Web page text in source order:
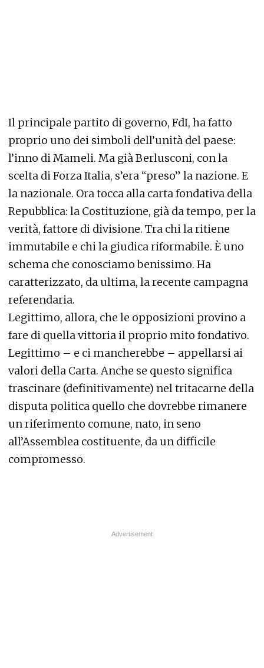
Il principale partito di governo, FdI, ha fatto
proprio uno dei simboli dell’unità del paese:
l’inno di Mameli. Ma già Berlusconi, con la
scelta di Forza Italia, s’era “preso” la nazione. E
la nazionale. Ora tocca alla carta fondativa della
Repubblica: la Costituzione, già da tempo, per la
verità, fattore di divisione. Tra chi la ritiene
immutabile e chi la giudica riformabile. È uno
schema che conosciamo benissimo. Ha
caratterizzato, da ultima, la recente campagna
referendaria.
Legittimo, allora, che le opposizioni provino a
fare di quella vittoria il proprio mito fondativo.
Legittimo – e ci mancherebbe – appellarsi ai
valori della Carta. Anche se questo significa
trascinare (definitivamente) nel tritacarne della
disputa politica quello che dovrebbe rimanere
un riferimento comune, nato, in seno
all’Assemblea costituente, da un difficile
compromesso.